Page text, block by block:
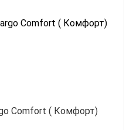
Comfort ( Комфорт)